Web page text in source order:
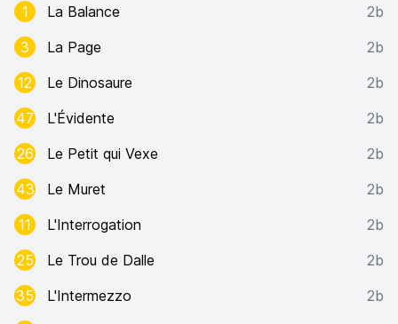
1
La Balance
2b
3
La Page
2b
12
Le Dinosaure
2b
47
L'Évidente
2b
26
Le Petit qui Vexe
2b
43
Le Muret
2b
11
L'Interrogation
2b
25
Le Trou de Dalle
2b
35
L'Intermezzo
2b